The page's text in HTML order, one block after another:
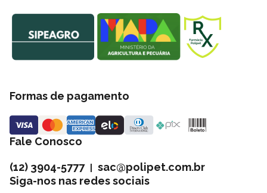
Formas de pagamento
Fale Conosco
(12) 3904-5777| sac@polipet.com.br
Siga-nos nas redes sociais